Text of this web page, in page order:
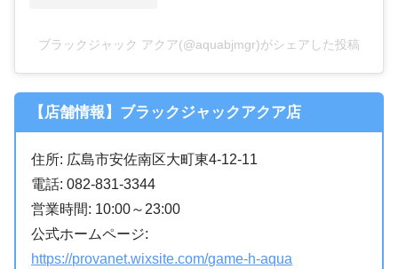
ブラックジャック アクア(@aquabjmgr)がシェアした投稿
【店舗情報】ブラックジャックアクア店
住所: 広島市安佐南区大町東4-12-11
電話: 082-831-3344
営業時間: 10:00～23:00
公式ホームページ:
https://provanet.wixsite.com/game-h-aqua